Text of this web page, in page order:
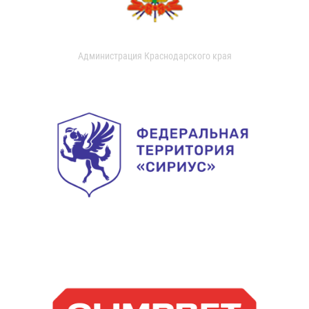
Администрация Краснодарского края